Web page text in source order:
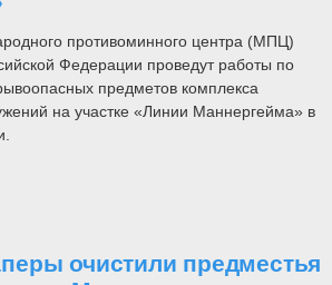
противоминного центра (МПЦ)
Федерации проведут работы по
предметов комплекса
на участке «Линии Маннергейма» в
очистили предместья